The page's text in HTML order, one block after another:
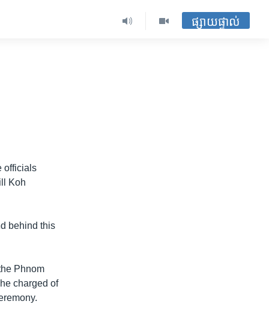
ផ្សាយផ្ទាល់
officials
Koh
behind this
Phnom
charged of